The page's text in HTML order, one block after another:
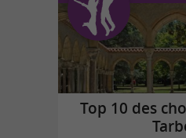
Top 10 des